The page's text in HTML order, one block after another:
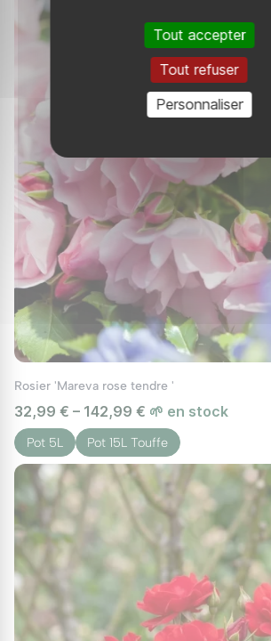
'Noa1112130'.
Rosier 'Mareva rose tendre '
32,99 € – 142,99 € 🌱 en stock
Pot 5L Pot 15L Touffe
Tout accepter
Tout refuser
Personnaliser